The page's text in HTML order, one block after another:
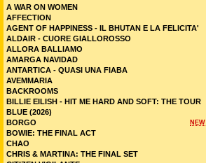
A WAR ON WOMEN
AFFECTION
AGENT OF HAPPINESS - IL BHUTAN E LA FELICITA'
ALDAIR - CUORE GIALLOROSSO
ALLORA BALLIAMO
AMARGA NAVIDAD
ANTARTICA - QUASI UNA FIABA
AVEMMARIA
BACKROOMS
BILLIE EILISH - HIT ME HARD AND SOFT: THE TOUR
BLUE (2026)
NEW
BORGO
BOWIE: THE FINAL ACT
CHAO
CHRIS & MARTINA: THE FINAL SET